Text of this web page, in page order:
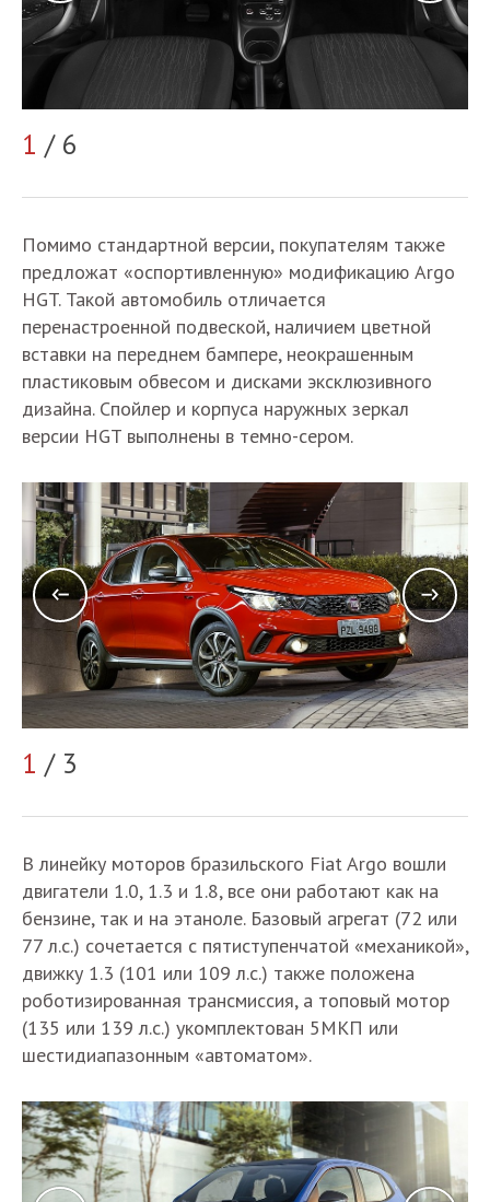
1 / 6
Помимо стандартной версии, покупателям также
предложат «оспортивленную» модификацию Argo
HGT. Такой автомобиль отличается
перенастроенной подвеской, наличием цветной
вставки на переднем бампере, неокрашенным
пластиковым обвесом и дисками эксклюзивного
дизайна. Спойлер и корпуса наружных зеркал
версии HGT выполнены в темно-сером.
1 / 3
В линейку моторов бразильского Fiat Argo вошли
двигатели 1.0, 1.3 и 1.8, все они работают как на
бензине, так и на этаноле. Базовый агрегат (72 или
77 л.с.) сочетается с пятиступенчатой «механикой»,
движку 1.3 (101 или 109 л.с.) также положена
роботизированная трансмиссия, а топовый мотор
(135 или 139 л.с.) укомплектован 5МКП или
шестидиапазонным «автоматом».